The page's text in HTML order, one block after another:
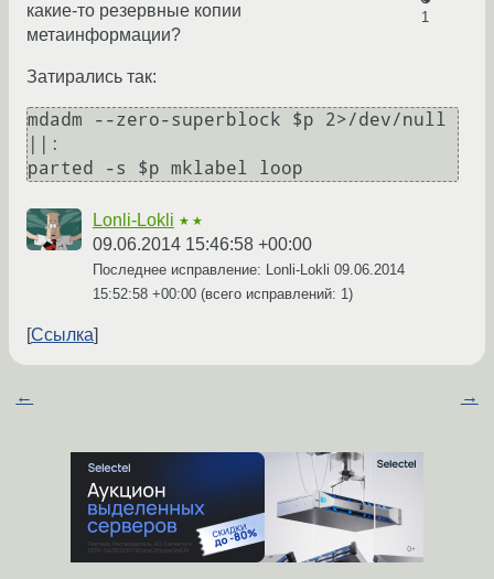
1
какие-то резервные копии
метаинформации?
Затирались так:
mdadm --zero-superblock $p 2>/dev/null
||:
parted -s $p mklabel loop
Lonli-Lokli ★★
09.06.2014 15:46:58 +00:00
Последнее исправление: Lonli-Lokli 09.06.2014
15:52:58 +00:00 (всего исправлений: 1)
Ссылка
← →